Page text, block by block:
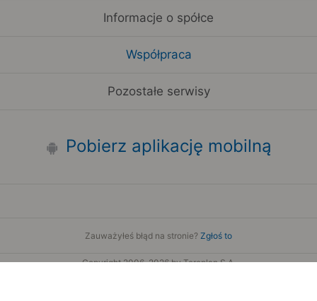
Informacje o spółce
Współpraca
Pozostałe serwisy
Pobierz aplikację mobilną
Zauważyłeś błąd na stronie? Zgłoś to
Copyright 2006-2026 by Teroplan S.A.